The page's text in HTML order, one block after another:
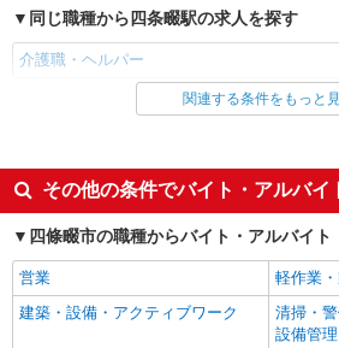
正社員
サービス付高齢者向け住宅 エルダーガーデ
介護職員（ヘルパー）
円）含む。※夜勤1回あ
割増＋夜勤1手当）
大阪府四條畷市中野3-
キープ
アルバイト
訪問介護事業所 ソラスト四條畷/
ホームヘルパー（訪問
同じ職種から四条畷駅の求人を探す
介護職・ヘルパー
同じ雇用形態から四条畷駅の求人を探す
同じ特徴から四条畷駅の求人を探す
入社日応相談
未経験歓
経験者・有資格者歓迎
新卒・
女性活躍中
主婦・
学歴不問
関連する条件をもっと
その他の条件でバイト・アルバイ
四條畷市の職種からバイト・アルバイト
営業
軽作業
建築・設備・アクティブワーク
清掃・
設備管理